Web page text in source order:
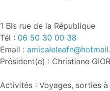
1 Bis rue de la République
Tél : 06 50 30 00 38
Email :
Président(e) : Christiane
Activités : Voyages, sorties